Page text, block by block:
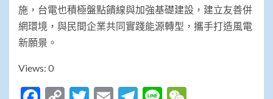
施，台電也積極盤點饋線與加強基礎建設，建立友善併
網環境，與民間企業共同實踐能源轉型，攜手打造風電
新願景。
Views: 0